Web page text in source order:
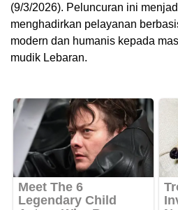
(9/3/2026). Peluncuran ini
menghadirkan pelayanan
modern dan humanis kepada
mudik Lebaran.